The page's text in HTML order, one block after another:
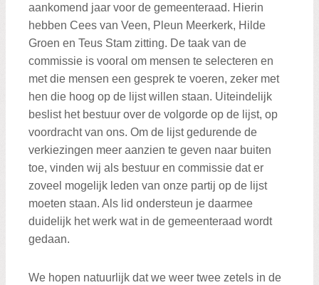
aankomend jaar voor de gemeenteraad. Hierin
hebben Cees van Veen, Pleun Meerkerk, Hilde
Groen en Teus Stam zitting. De taak van de
commissie is vooral om mensen te selecteren en
met die mensen een gesprek te voeren, zeker met
hen die hoog op de lijst willen staan. Uiteindelijk
beslist het bestuur over de volgorde op de lijst, op
voordracht van ons. Om de lijst gedurende de
verkiezingen meer aanzien te geven naar buiten
toe, vinden wij als bestuur en commissie dat er
zoveel mogelijk leden van onze partij op de lijst
moeten staan. Als lid ondersteun je daarmee
duidelijk het werk wat in de gemeenteraad wordt
gedaan.
We hopen natuurlijk dat we weer twee zetels in de